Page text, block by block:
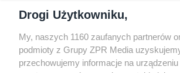
Odwiedź grupę na Facebooku
Drogi Użytkowniku,
My, naszych 1160 zaufanych partnerów
podmioty z Grupy ZPR Media
przechowujemy informacje na urządzeniu